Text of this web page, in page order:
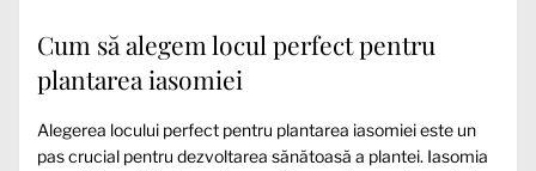
Cum să alegem locul perfect pentru
plantarea iasomiei
Alegerea locului perfect pentru plantarea iasomiei este un
pas crucial pentru dezvoltarea sănătoasă a plantei. Iasomia